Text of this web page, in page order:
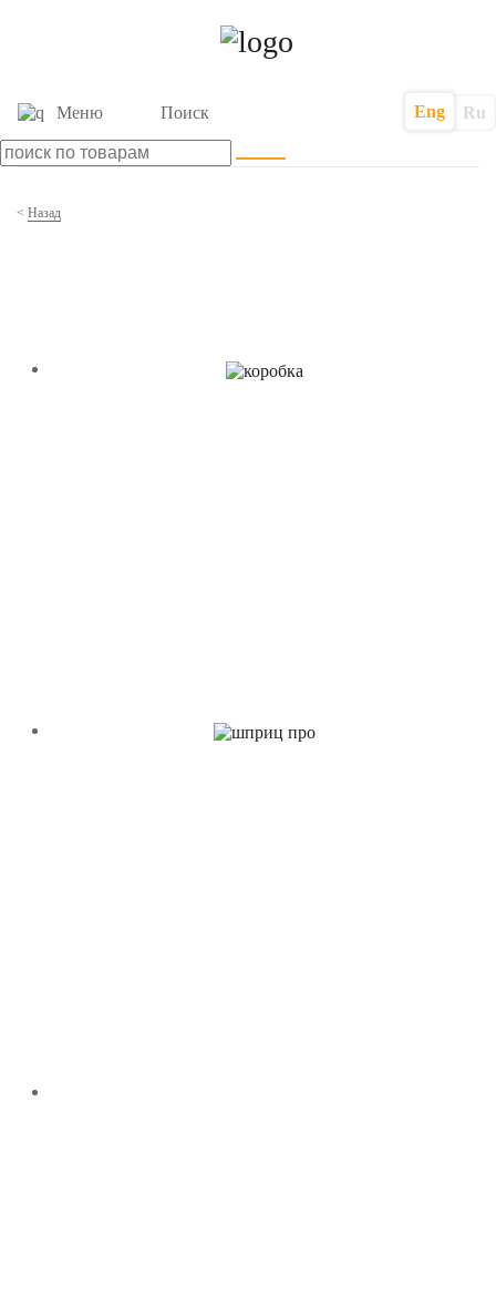
Меню Поиск Eng Ru
< Назад